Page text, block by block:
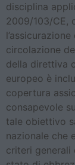
disciplina
2009/103/CE,
circolazione
della direttiva
europeo è
copertura
consapevole
tale obiettivo
nazionale che
criteri generali